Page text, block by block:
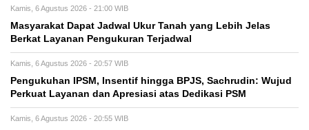
Kamis, 6 Agustus 2026 - 21:00 WIB
Masyarakat Dapat Jadwal Ukur Tanah yang Lebih Jelas
Berkat Layanan Pengukuran Terjadwal
Kamis, 6 Agustus 2026 - 20:57 WIB
Pengukuhan IPSM, Insentif hingga BPJS, Sachrudin: Wujud
Perkuat Layanan dan Apresiasi atas Dedikasi PSM
Kamis, 6 Agustus 2026 - 20:55 WIB